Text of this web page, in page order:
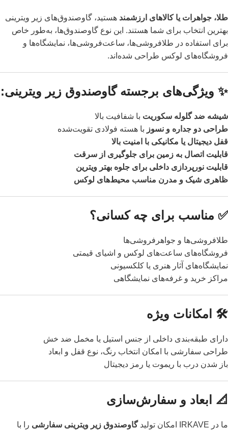
طلا، جواهرات یا کالاهای ارزشمند هستید، گاوصندوق‌های زیر ویترینی
بهترین انتخاب برای شما هستند. این نوع گاوصندوق‌ها، به‌طور خاص
برای استفاده در طلافروشی‌ها، ساعت‌فروشی‌ها، نمایشگاه‌ها و
فروشگاه‌های لوکس طراحی شده‌اند.
✨ ویژگی‌های برجسته گاوصندوق زیر ویترینی:
شیشه ضد گلوله سکوریت با شفافیت بالا
طراحی دو جداره و نسوز با هسته فولادی تقویت‌شده
قفل دیجیتال یا مکانیکی با امنیت بالا
قابلیت اتصال به زمین برای جلوگیری از سرقت
قابلیت نورپردازی داخلی برای جلوه بهتر ویترین
ظاهری شیک و مدرن مناسب محیط‌های لوکس
✅ مناسب برای چه کسانی؟
طلافروشی‌ها و جواهرفروشی‌ها
فروشگاه‌های ساعت‌های لوکس و اشیای قیمتی
نمایشگاه‌های آثار هنری یا کلکسیونی
مراکز خرید و غرفه‌های نمایشگاهی
🛠️ امکانات ویژه
دارای طبقه‌بندی داخلی از جنس استیل یا مخمل ضد خش
طراحی سفارشی با امکان انتخاب رنگ، نوع قفل و ابعاد
باز شدن درب با ریموت یا رمز دیجیتال
📐 ابعاد و سفارش‌سازی
ما در IRKAVE امکان تولید گاوصندوق زیر ویترینی سفارشی را با